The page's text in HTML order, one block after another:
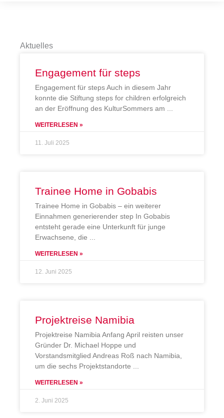
Aktuelles
Engagement für steps
Engagement für steps Auch in diesem Jahr
konnte die Stiftung steps for children erfolgreich
an der Eröffnung des KulturSommers am
WEITERLESEN »
11. Juli 2025
Trainee Home in Gobabis
Trainee Home in Gobabis – ein weiterer
Einnahmen generierender step In Gobabis
entsteht gerade eine Unterkunft für junge
Erwachsene, die
WEITERLESEN »
12. Juni 2025
Projektreise Namibia
Projektreise Namibia Anfang April reisten unser
Gründer Dr. Michael Hoppe und
Vorstandsmitglied Andreas Roß nach Namibia,
um die sechs Projektstandorte
WEITERLESEN »
2. Juni 2025